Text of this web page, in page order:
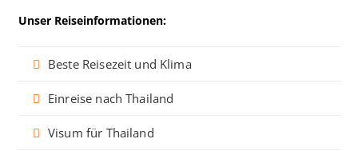
Unser Reiseinformationen:
Beste Reisezeit und Klima
Einreise nach Thailand
Visum für Thailand